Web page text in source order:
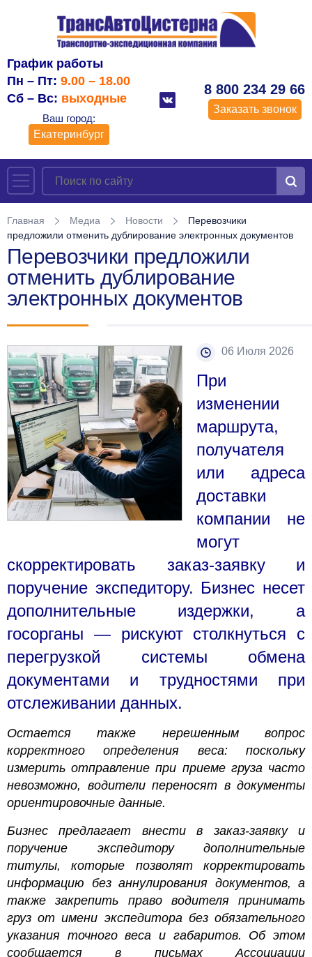
График работы
Пн – Пт: 9.00 – 18.00
Сб – Вс: выходные
Ваш город:
Екатеринбург
8 800 234 29 66
Заказать звонок
Главная Медиа Новости
Перевозчики
предложили отменить дублирование электронных документов
Перевозчики предложили
отменить дублирование
электронных документов
06 Июля 2026
При
изменении
маршрута,
получателя
или адреса
доставки
компании не
могут
скорректировать заказ-заявку и
поручение экспедитору. Бизнес несет
дополнительные издержки, а
госорганы — рискуют столкнуться с
перегрузкой системы обмена
документами и трудностями при
отслеживании данных.
Остается также нерешенным вопрос
корректного определения веса: поскольку
измерить отправление при приеме груза часто
невозможно, водители переносят в документы
ориентировочные данные.
Бизнес предлагает внести в заказ-заявку и
поручение экспедитору дополнительные
титулы, которые позволят корректировать
информацию без аннулирования документов, а
также закрепить право водителя принимать
груз от имени экспедитора без обязательного
указания точного веса и габаритов. Об этом
сообщается в письмах Ассоциации